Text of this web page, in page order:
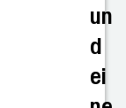
un
d
ei